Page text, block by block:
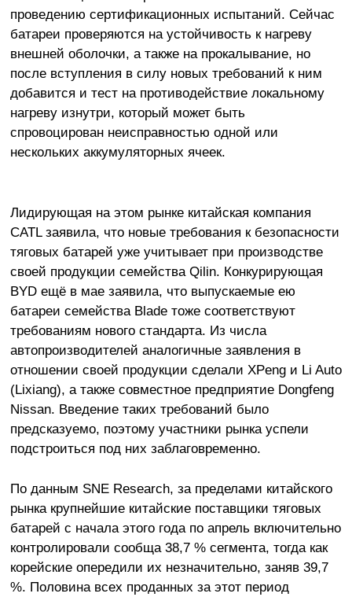
проведению сертификационных испытаний. Сейчас
батареи проверяются на устойчивость к нагреву
внешней оболочки, а также на прокалывание, но
после вступления в силу новых требований к ним
добавится и тест на противодействие локальному
нагреву изнутри, который может быть
спровоцирован неисправностью одной или
нескольких аккумуляторных ячеек.
Лидирующая на этом рынке китайская компания
CATL заявила, что новые требования к безопасности
тяговых батарей уже учитывает при производстве
своей продукции семейства Qilin. Конкурирующая
BYD ещё в мае заявила, что выпускаемые ею
батареи семейства Blade тоже соответствуют
требованиям нового стандарта. Из числа
автопроизводителей аналогичные заявления в
отношении своей продукции сделали XPeng и Li Auto
(Lixiang), а также совместное предприятие Dongfeng
Nissan. Введение таких требований было
предсказуемо, поэтому участники рынка успели
подстроиться под них заблаговременно.
По данным SNE Research, за пределами китайского
рынка крупнейшие китайские поставщики тяговых
батарей с начала этого года по апрель включительно
контролировали сообща 38,7 % сегмента, тогда как
корейские опередили их незначительно, заняв 39,7
%. Половина всех проданных за этот период